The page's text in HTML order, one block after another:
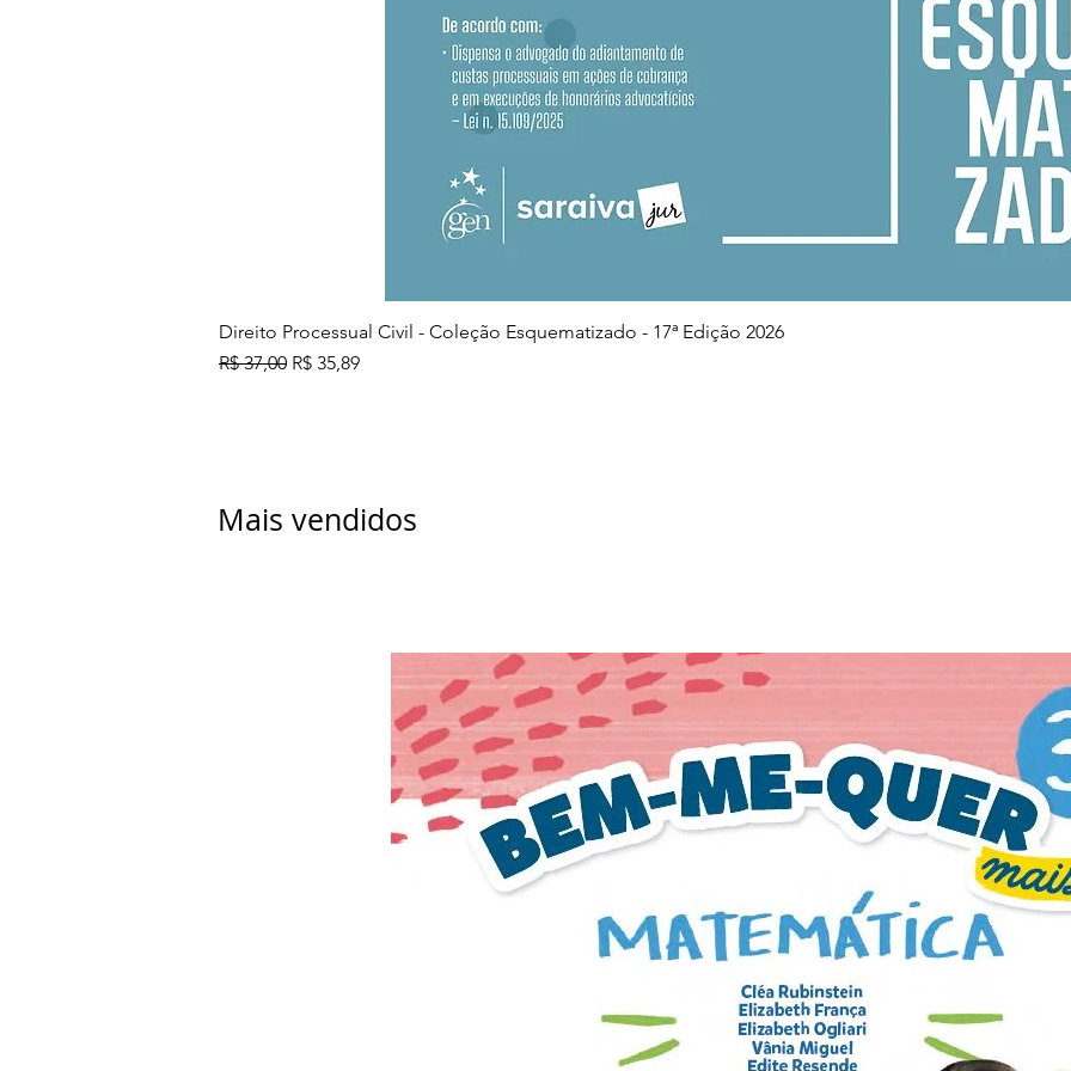
Visualização rápida
Direito Processual Civil - Coleção Esquematizado - 17ª Edição 2026
Preço normal
R$ 37,00 Preço promocional
R$ 35,89
Mais vendidos